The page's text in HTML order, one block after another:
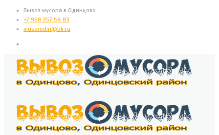
Вывоз мусора в Одинцово
+7 968 357 58 83
musorodin@bk.ru